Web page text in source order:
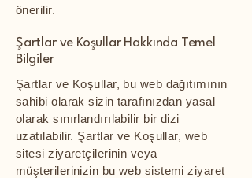
önerilir.
Şartlar ve Koşullar Hakkında Temel
Bilgiler
Şartlar ve Koşullar, bu web dağıtımının
sahibi olarak sizin tarafınızdan yasal
olarak sınırlandırılabilir bir dizi
uzatılabilir. Şartlar ve Koşullar, web
sitesi ziyaretçilerinin veya
müşterilerinizin bu web sistemi ziyaret